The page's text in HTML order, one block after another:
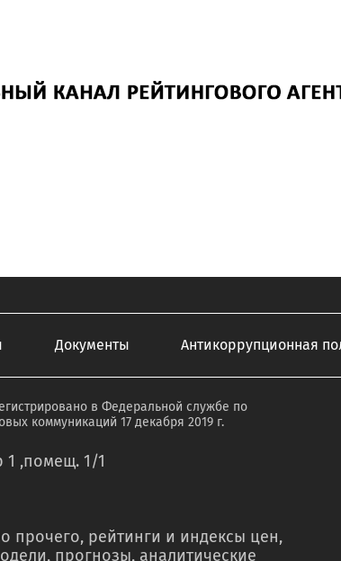
Документы Антикоррупционная
в Федеральной службе по
коммуникаций 17 декабря 2019 г.
1 ,помещ. 1/1
прочего, рейтинги и индексы цен,
прогнозы, аналитические